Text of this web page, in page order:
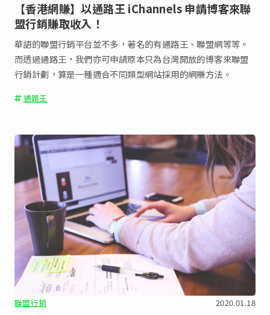
【香港網賺】以通路王 iChannels 申請博客來聯
盟行銷賺取收入！
華語的聯盟行銷平台並不多，著名的有通路王、聯盟網等等。
而透過通路王，我們亦可申請原本只為台灣開放的博客來聯盟
行銷計劃，算是一種適合不同類型網站採用的網賺方法。
通路王
聯盟行銷 2020.01.18